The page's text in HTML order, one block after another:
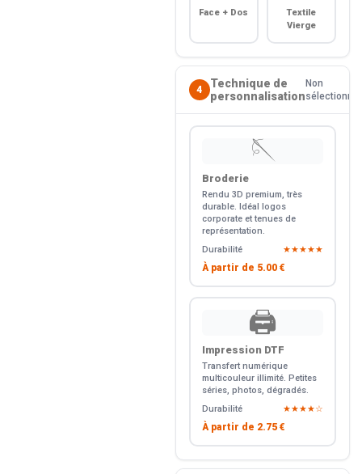
Face + Dos
Textile
Vierge
4
Technique de
personnalisation
Non
sélectionné
🪡
Broderie
Rendu 3D premium, très
durable. Idéal logos
corporate et tenues de
représentation.
Durabilité
★★★★★
À partir de 5.00 €
🖨️
Impression DTF
Transfert numérique
multicouleur illimité. Petites
séries, photos, dégradés.
Durabilité
★★★★☆
À partir de 2.75 €